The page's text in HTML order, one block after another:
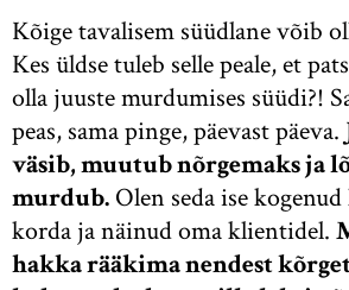
Kõige tavalisem süüdlane võib
Kes üldse tuleb selle peale, et
olla juuste murdumises süüdi?!
peas, sama pinge, päevast päeva.
väsib, muutub nõrgemaks ja
murdub. Olen seda ise
korda ja näinud oma klientidel.
hakka rääkima nendest